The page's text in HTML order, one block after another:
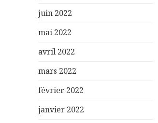
juin 2022
mai 2022
avril 2022
mars 2022
février 2022
janvier 2022